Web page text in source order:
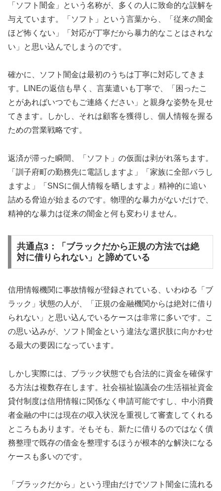
「ソフト闇金」という名称が、多くの人に致命的な誤解を
与えています。「ソフト」という言葉から、「従来の闇金
ほど怖くない」「対応が丁寧だから暴力的なことはされな
い」と思い込んでしまうのです。
確かに、ソフト闇金は最初のうちは丁寧に対応してきま
す。LINEの返信も早く、言葉遣いも丁寧で、「困ったこ
とがあればいつでもご連絡ください」と親身な姿勢を見せ
てきます。しかし、それは顧客を獲得し、個人情報を握る
ための営業戦略です。
返済が滞った瞬間、「ソフト」の仮面は剥がれ落ちます。
「訓子府町の勤務先に電話しますよ」「家族に全部バラし
ますよ」「SNSに個人情報を晒しますよ」精神的に追い
詰める脅迫が始まるのです。物理的な暴力がないだけで、
精神的な暴力は従来の闇金と何も変わりません。
共通点3：「ブラックだから正規の方法では絶
対に借りられない」と諦めている
信用情報機関に事故情報が登録されている、いわゆる「ブ
ラック」状態の人が、「正規の金融機関からは絶対に借り
られない」と思い込んでいるケースは非常に多いです。こ
の思い込みが、ソフト闇金という違法な選択肢に向かわせ
る最大の要因になっています。
しかし実際には、ブラック状態でも合法的に資金を確保す
る方法は複数存在します。社会福祉協議会の生活福祉資金
貸付制度は信用情報に関係なく申請可能ですし、中小消費
者金融の中には現在の収入状況を重視して審査してくれる
ところもあります。そもそも、新たに借りるのではなく債
務整理で既存の借金を整理するほうが根本的な解決になる
ケースも多いのです。
「ブラックだから」という理由だけでソフト闇金に流れる